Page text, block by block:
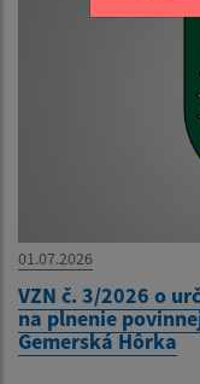
01.07.2026
VZN č. 3/2026 o
na plnenie
Gemerská Hôrka